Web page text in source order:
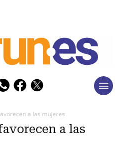
a las mujeres
a las